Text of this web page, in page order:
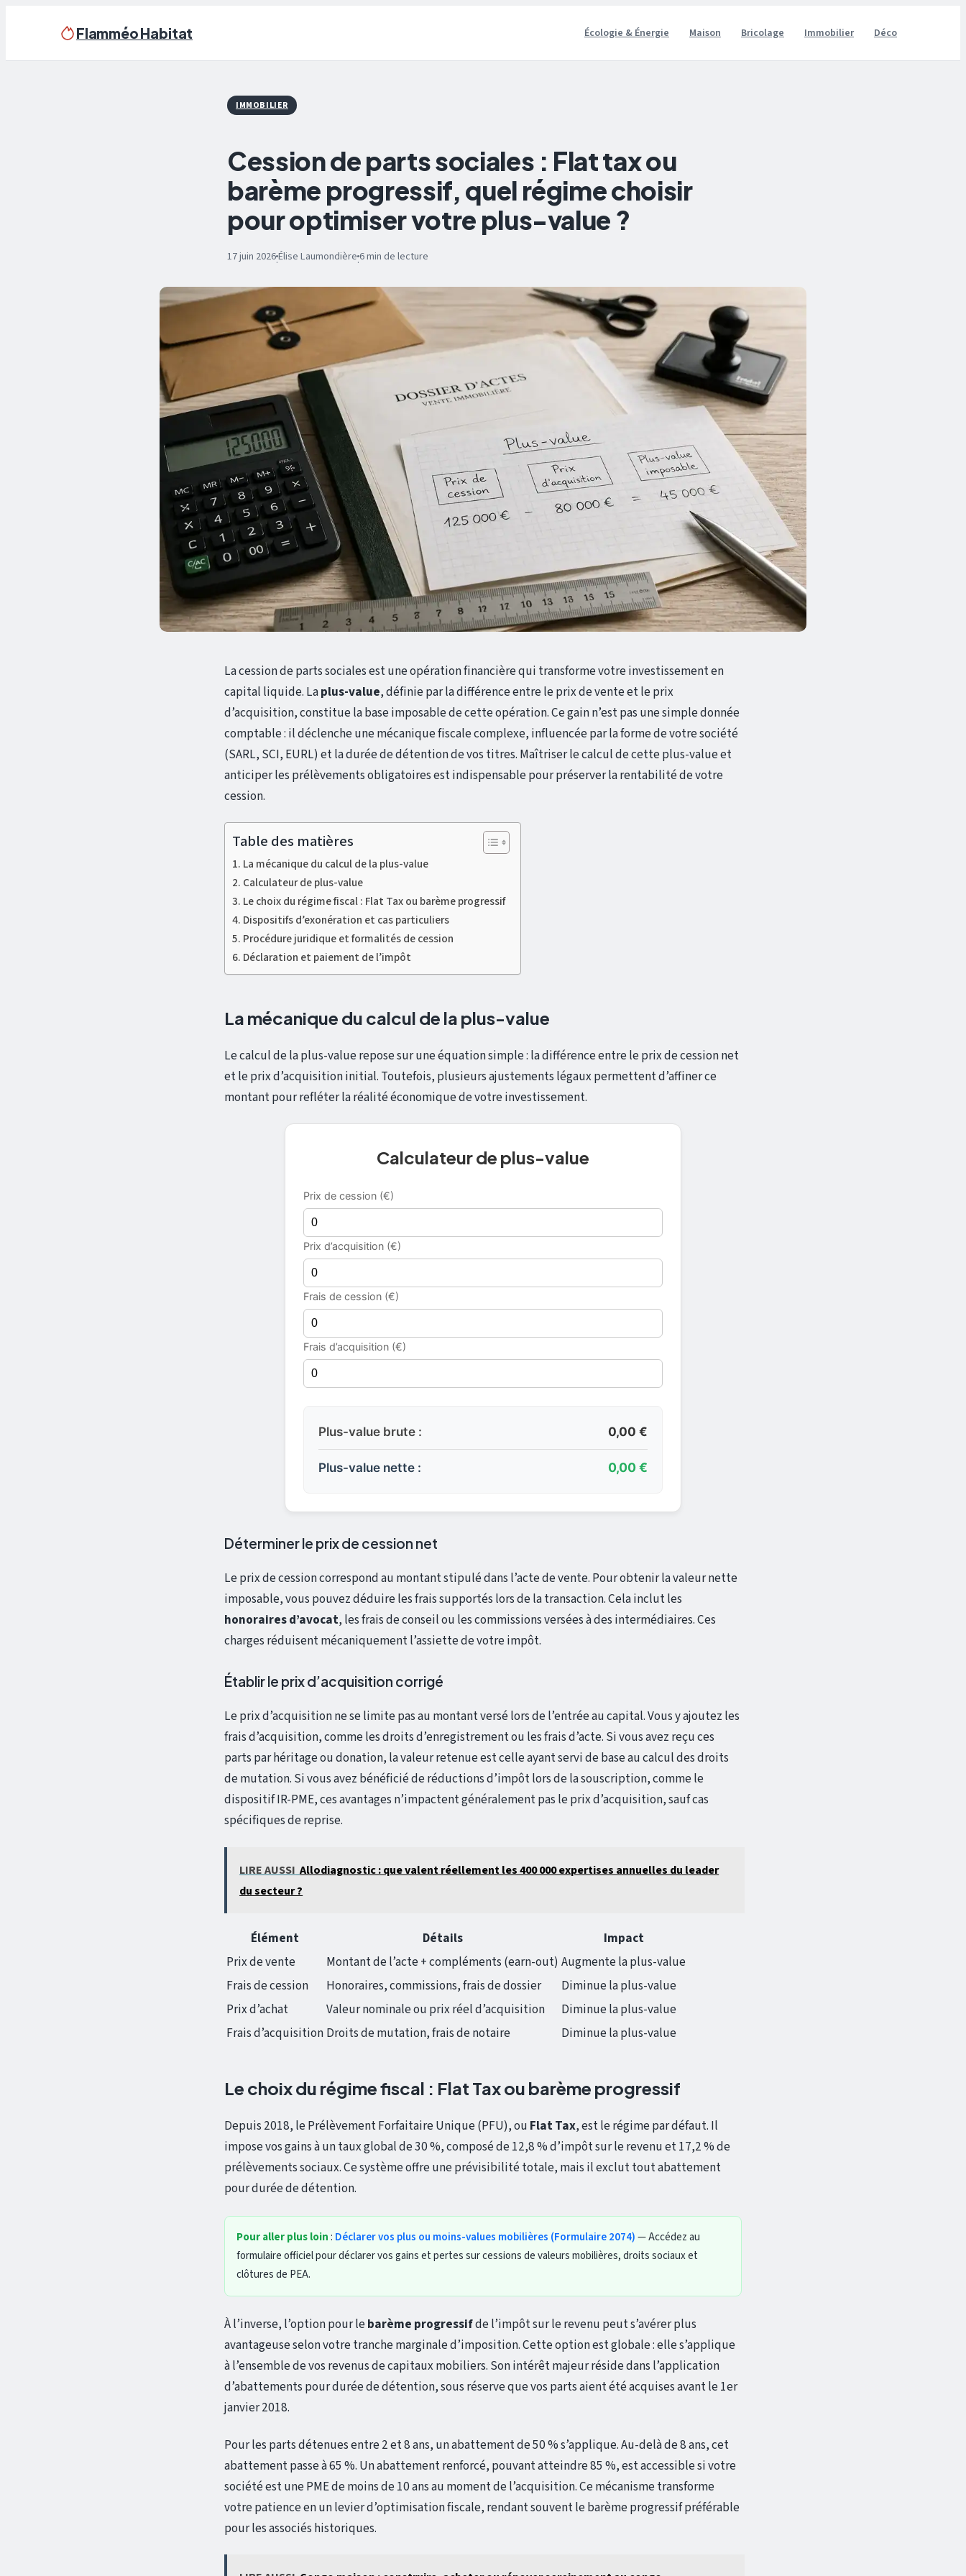
Flamméo Habitat Écologie & Énergie Maison Bricolage Immobilier Déco
IMMOBILIER
Cession de parts sociales : Flat tax ou
barème progressif, quel régime choisir
pour optimiser votre plus-value ?
17 juin 2026·Élise Laumondière·6 min de lecture
La cession de parts sociales est une opération financière qui transforme votre investissement en
capital liquide. Laplus-value, définie par la différence entre le prix de vente et le prix
d’acquisition, constitue la base imposable de cette opération. Ce gain n’est pas une simple donnée
comptable : il déclenche une mécanique fiscale complexe, influencée par la forme de votre société
(SARL, SCI, EURL) et la durée de détention de vos titres. Maîtriser le calcul de cette plus-value et
anticiper les prélèvements obligatoires est indispensable pour préserver la rentabilité de votre
cession.
Table des matières
La mécanique du calcul de la plus-value
Calculateur de plus-value
Le choix du régime fiscal : Flat Tax ou barème progressif
Dispositifs d’exonération et cas particuliers
Procédure juridique et formalités de cession
Déclaration et paiement de l’impôt
La mécanique du calcul de la plus-value
Le calcul de la plus-value repose sur une équation simple : la différence entre le prix de cession net
et le prix d’acquisition initial. Toutefois, plusieurs ajustements légaux permettent d’affiner ce
montant pour refléter la réalité économique de votre investissement.
Calculateur de plus-value
Prix de cession (€)
Prix d’acquisition (€)
Frais de cession (€)
Frais d’acquisition (€)
Plus-value brute : 0,00 €
Plus-value nette : 0,00 €
Déterminer le prix de cession net
Le prix de cession correspond au montant stipulé dans l’acte de vente. Pour obtenir la valeur nette
imposable, vous pouvez déduire les frais supportés lors de la transaction. Cela inclut les
honoraires d’avocat, les frais de conseil ou les commissions versées à des intermédiaires. Ces
charges réduisent mécaniquement l’assiette de votre impôt.
Établir le prix d’acquisition corrigé
Le prix d’acquisition ne se limite pas au montant versé lors de l’entrée au capital. Vous y ajoutez les
frais d’acquisition, comme les droits d’enregistrement ou les frais d’acte. Si vous avez reçu ces
parts par héritage ou donation, la valeur retenue est celle ayant servi de base au calcul des droits
de mutation. Si vous avez bénéficié de réductions d’impôt lors de la souscription, comme le
dispositif IR-PME, ces avantages n’impactent généralement pas le prix d’acquisition, sauf cas
spécifiques de reprise.
LIRE AUSSI Allodiagnostic : que valent réellement les 400 000 expertises annuelles du leader
du secteur ?
Élément Détails
Impact
Prix de vente
Montant de l’acte + compléments (earn-out) Augmente la plus-value
Frais de cession
Honoraires, commissions, frais de dossier
Diminue la plus-value
Prix d’achat
Valeur nominale ou prix réel d’acquisition
Diminue la plus-value
Frais d’acquisition Droits de mutation, frais de notaire Diminue la plus-value
Le choix du régime fiscal : Flat Tax ou barème progressif
Depuis 2018, le Prélèvement Forfaitaire Unique (PFU), ou Flat Tax, est le régime par défaut. Il
impose vos gains à un taux global de 30 %, composé de 12,8 % d’impôt sur le revenu et 17,2 % de
prélèvements sociaux. Ce système offre une prévisibilité totale, mais il exclut tout abattement
pour durée de détention.
Pour aller plus loin : Déclarer vos plus ou moins-values mobilières (Formulaire 2074)— Accédez au
formulaire officiel pour déclarer vos gains et pertes sur cessions de valeurs mobilières, droits sociaux et
clôtures de PEA.
À l’inverse, l’option pour lebarème progressifde l’impôt sur le revenu peut s’avérer plus
avantageuse selon votre tranche marginale d’imposition. Cette option est globale : elle s’applique
à l’ensemble de vos revenus de capitaux mobiliers. Son intérêt majeur réside dans l’application
d’abattements pour durée de détention, sous réserve que vos parts aient été acquises avant le 1er
janvier 2018.
Pour les parts détenues entre 2 et 8 ans, un abattement de 50 % s’applique. Au-delà de 8 ans, cet
abattement passe à 65 %. Un abattement renforcé, pouvant atteindre 85 %, est accessible si votre
société est une PME de moins de 10 ans au moment de l’acquisition. Ce mécanisme transforme
votre patience en un levier d’optimisation fiscale, rendant souvent le barème progressif préférable
pour les associés historiques.